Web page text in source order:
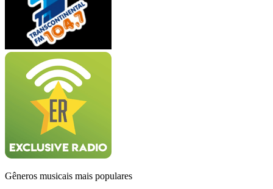
Gêneros musicais mais populares